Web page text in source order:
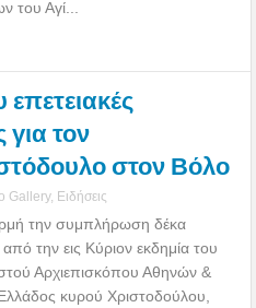
του Αγί...
επετειακές
τον
στον Βόλο
Gallery, Ειδήσεις
την συμπλήρωση δέκα
την εις Κύριον εκδημία του
Αρχιεπισκόπου Αθηνών &
κυρού Χριστοδούλου,